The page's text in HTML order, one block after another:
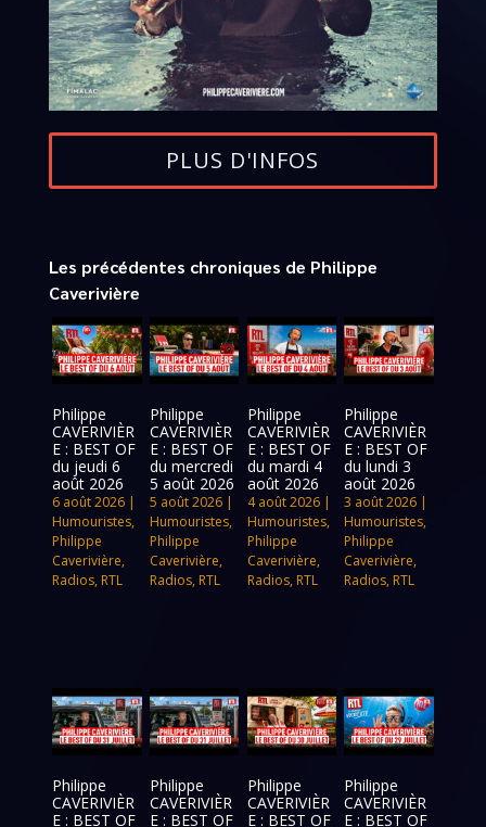
PLUS D'INFOS
Les précédentes chroniques de Philippe
Caverivière
Philippe
CAVERIVIÈR
E : BEST OF
du jeudi 6
août 2026
6 août 2026 |
Humouristes,
Philippe
Caverivière,
Radios, RTL
Philippe
CAVERIVIÈR
E : BEST OF
du mercredi
5 août 2026
5 août 2026|
Humouristes,
Philippe
Caverivière,
Radios, RTL
Philippe
CAVERIVIÈR
E : BEST OF
du mardi 4
août 2026
4 août 2026|
Humouristes,
Philippe
Caverivière,
Radios, RTL
Philippe
CAVERIVIÈR
E : BEST OF
du lundi 3
août 2026
3 août 2026 |
Humouristes,
Philippe
Caverivière,
Radios, RTL
Philippe
CAVERIVIÈR
E : BEST OF
Philippe
CAVERIVIÈR
E : BEST OF
Philippe
CAVERIVIÈR
E : BEST OF
Philippe
CAVERIVIÈR
E : BEST OF